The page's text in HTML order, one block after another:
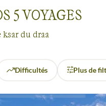
5VOYAGES
ksar du draa
Difficultés Plus de